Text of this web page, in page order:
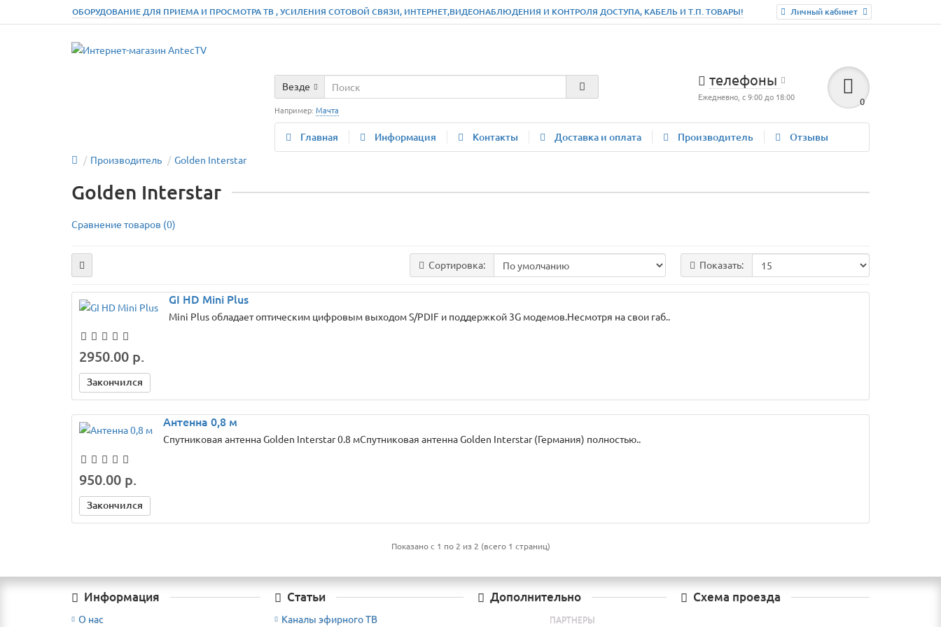
Личный кабинет
ОБОРУДОВАНИЕ ДЛЯ ПРИЕМА И ПРОСМОТРА ТВ , УСИЛЕНИЯ СОТОВОЙ СВЯЗИ, ИНТЕРНЕТ,ВИДЕОНАБЛЮДЕНИЯ И КОНТРОЛЯ ДОСТУПА, КАБЕЛЬ И Т.П. ТОВАРЫ!
телефоны
Ежедневно, с 9:00 до 18:00 0
Везде
Например: Мачта
Главная Информация Контакты Доставка и оплата Производитель Отзывы
Производитель Golden Interstar
Golden Interstar
Сравнение товаров (0)
Сортировка: Показать:
GI HD Mini Plus
Mini Plus обладает оптическим цифровым выходом S/PDIF и поддержкой 3G модемов.Несмотря на свои габ..
2950.00 р.
Закончился
Антенна 0,8 м
Спутниковая антенна Golden Interstar 0.8 мСпутниковая антенна Golden Interstar (Германия) полностью..
950.00 р.
Закончился
Показано с 1 по 2 из 2 (всего 1 страниц)
Информация
О нас
Статьи
Каналы эфирного ТВ
Дополнительно
ПАРТНЕРЫ
Схема проезда